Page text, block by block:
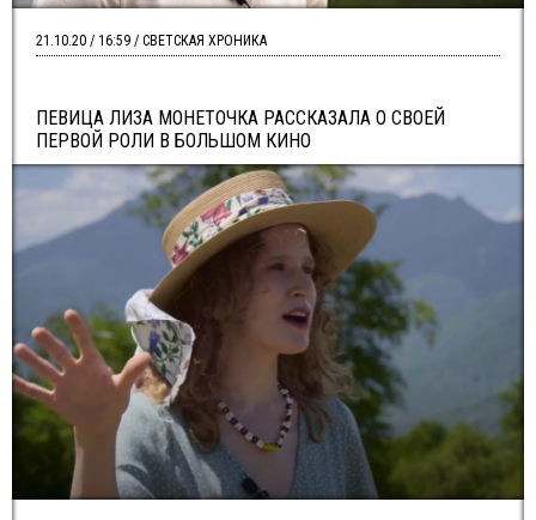
ПЕВИЦА ЛИЗА МОНЕТОЧКА РАССКАЗАЛА О СВОЕЙ
ПЕРВОЙ РОЛИ В БОЛЬШОМ КИНО
21.10.20 / 16:59 / СВЕТСКАЯ ХРОНИКА